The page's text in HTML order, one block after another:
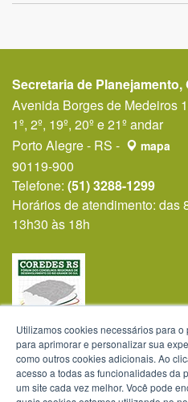
Secretaria de Planejamento,
Avenida Borges de Medeiros
1º, 2º, 19º, 20º e 21º andar
Porto Alegre - RS -
mapa
90119-900
Telefone: (51) 3288-1299
Horários de atendimento: das
13h30 às 18h
Utilizamos cookies necessários para
para aprimorar e personalizar sua
como outros cookies adicionais. Ao
acesso a todas as funcionalidades da
um site cada vez melhor. Você pode